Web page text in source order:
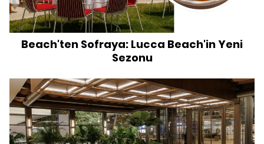
Beach'ten Sofraya: Lucca Beach'in Yeni
Sezonu